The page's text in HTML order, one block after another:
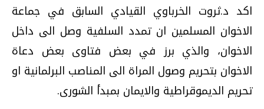
اكد د.ثروت الخرباوي القيادي السابق في جماعة
الاخوان المسلمين ان تمدد السلفية وصل الى داخل
الاخوان، والذي برز في بعض فتاوى بعض دعاة
الاخوان بتحريم وصول المراة الى المناصب البرلمانية او
تحريم الديموقراطية والايمان بمبدأ الشورى.